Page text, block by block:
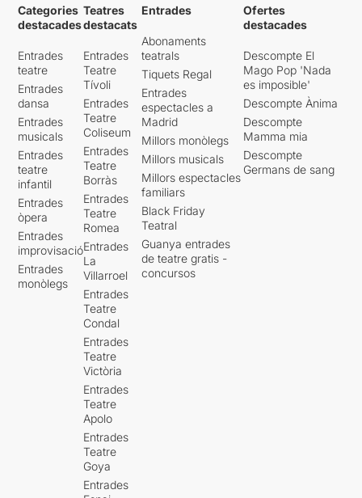
Categories
destacades
Entrades
teatre
Entrades
dansa
Entrades
musicals
Entrades
teatre
infantil
Entrades
òpera
Entrades
improvisació
Entrades
monòlegs
Teatres
destacats
Entrades
Teatre
Tívoli
Entrades
Teatre
Coliseum
Entrades
Teatre
Borràs
Entrades
Teatre
Romea
Entrades
La
Villarroel
Entrades
Teatre
Condal
Entrades
Teatre
Victòria
Entrades
Teatre
Apolo
Entrades
Teatre
Goya
Entrades
Entrades
Abonaments
teatrals
Tiquets Regal
Entrades
espectacles a
Madrid
Millors monòlegs
Millors musicals
Millors espectacles
familiars
Black Friday
Teatral
Guanya entrades
de teatre gratis -
concursos
Ofertes
destacades
Descompte El
Mago Pop 'Nada
es imposible'
Descompte Ànima
Descompte
Mamma mia
Descompte
Germans de sang